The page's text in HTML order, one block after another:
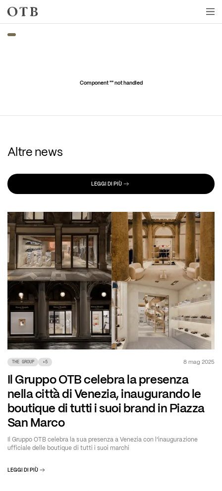
Skip to main content
Component "" not handled
Altre news
LEGGI DI PIÙ
THE GROUP +5 8 mag 2025
Il Gruppo OTB celebra la presenza
nella città di Venezia, inaugurando le
boutique di tutti i suoi brand in Piazza
San Marco
Il Gruppo OTB celebra la sua presenza a Venezia con l’inaugurazione
ufficiale delle boutique di tutti i suoi marchi
LEGGI DI PIÙ